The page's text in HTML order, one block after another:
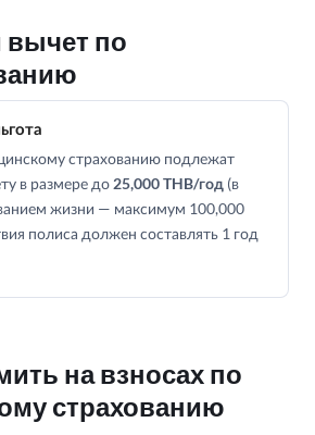
по
страхованию подлежат
в размере до 25,000 THB/год (в
жизни — максимум 100,000
полиса должен составлять 1 год
на взносах по
страхованию